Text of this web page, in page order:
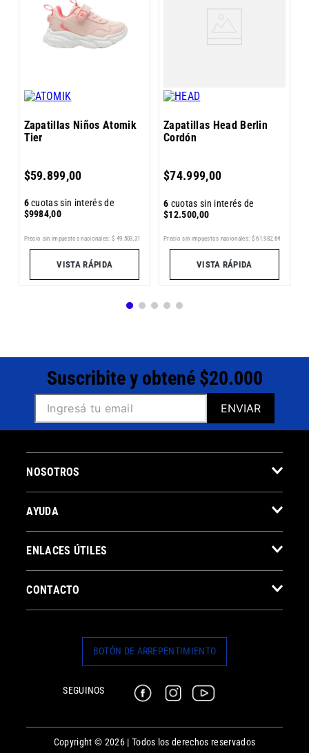
Zapatillas Niños Atomik
Tier
$59.899,00
6cuotas sin interés de
$9984,00
Precio sin impuestos nacionales: $ 49.503,31
VISTA RÁPIDA
Zapatillas Head Berlin
Cordón
$74.999,00
6 cuotas sin interés de
$12.500,00
Precio sin impuestos nacionales: $ 61 .982,64
VISTA RÁPIDA
Suscribite y obtené $20.000
ENVIAR
NOSOTROS
AYUDA
ENLACES ÚTILES
CONTACTO
BOTÓN DE ARREPENTIMIENTO
SEGUINOS
Copyright © 2026 | Todos los derechos reservados